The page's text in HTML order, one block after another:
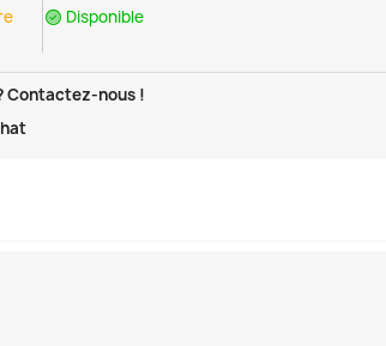
Disponible
Contactez-nous !